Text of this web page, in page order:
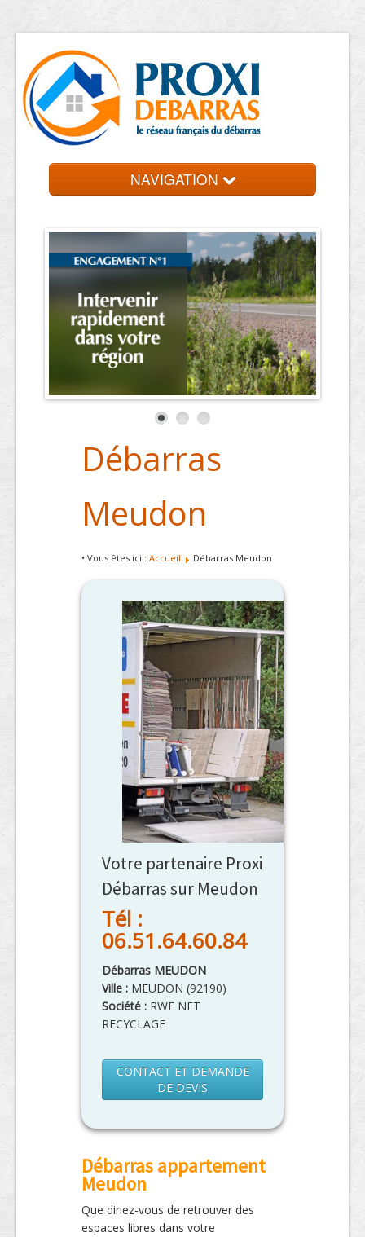
NAVIGATION
Débarras
Contact et devis
Débarras
Meudon
• Vous êtes ici : Accueil Débarras Meudon
Votre partenaire Proxi
Débarras sur Meudon
Tél :
06.51.64.60.84
Débarras MEUDON
Ville : MEUDON (92190)
Société : RWF NET
RECYCLAGE
CONTACT ET DEMANDE
DE DEVIS
Débarras appartement
Meudon
Que diriez-vous de retrouver des
espaces libres dans votre